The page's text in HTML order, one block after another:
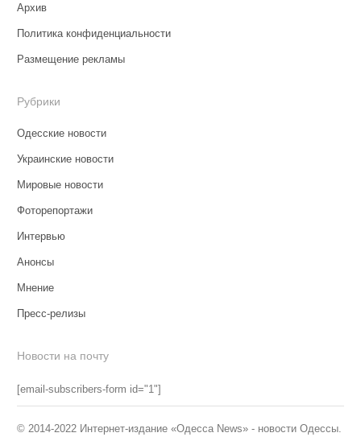
Архив
Политика конфиденциальности
Размещение рекламы
Рубрики
Одесские новости
Украинские новости
Мировые новости
Фоторепортажи
Интервью
Анонсы
Мнение
Пресс-релизы
Новости на почту
[email-subscribers-form id="1"]
© 2014-2022 Интернет-издание «Одесса News» - новости Одессы.